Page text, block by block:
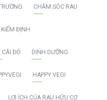
CHĂM SÓC RAU
ĐỊNH
CẢI ĐỎ DINH DƯỠNG
HAPPY VEGI
LỢI ÍCH CỦA RAU HỮU CƠ